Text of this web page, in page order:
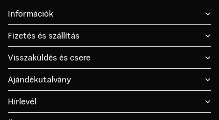
Információk
Fizetés és szállítás
Visszaküldés és csere
Ajándékutalvány
Hírlevél